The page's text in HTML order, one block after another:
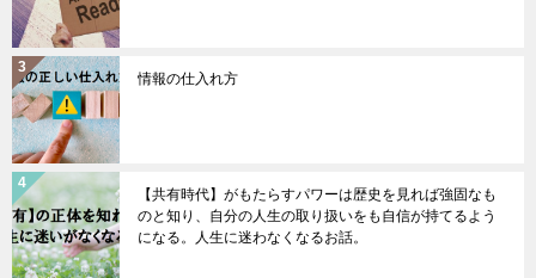
情報の仕入れ方
【共有時代】がもたらすパワーは歴史を見れば強固なも
のと知り、自分の人生の取り扱いをも自信が持てるよう
になる。人生に迷わなくなるお話。